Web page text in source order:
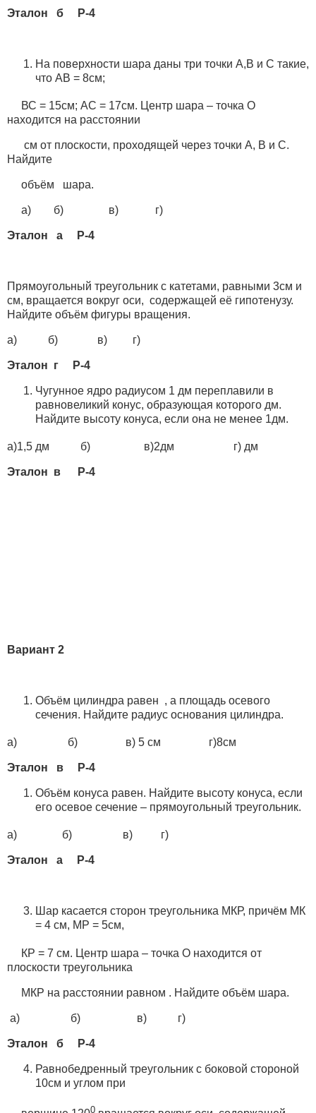
Эталон б Р-4
На поверхности шара даны три точки А,В и С такие,
что АВ = 8см;
ВС = 15см; АС = 17см. Центр шара – точка О
находится на расстоянии
см от плоскости, проходящей через точки А, В и С.
Найдите
объём шара.
а) б) в) г)
Эталон а Р-4
Прямоугольный треугольник с катетами, равными 3см и
см, вращается вокруг оси, содержащей её гипотенузу.
Найдите объём фигуры вращения.
а) б) в) г)
Эталон г Р-4
Чугунное ядро радиусом 1 дм переплавили в
равновеликий конус, образующая которого дм.
Найдите высоту конуса, если она не менее 1дм.
а)1,5 дм б) в)2дм г) дм
Эталон в Р-4
Вариант 2
Объём цилиндра равен , а площадь осевого
сечения. Найдите радиус основания цилиндра.
а) б) в) 5 см г)8см
Эталон в Р-4
Объём конуса равен. Найдите высоту конуса, если
его осевое сечение – прямоугольный треугольник.
а) б) в) г)
Эталон а Р-4
Шар касается сторон треугольника МКР, причём МК
= 4 см, МР = 5см,
КР = 7 см. Центр шара – точка О находится от
плоскости треугольника
МКР на расстоянии равном . Найдите объём шара.
а) б) в) г)
Эталон б Р-4
Равнобедренный треугольник с боковой стороной
10см и углом при
0